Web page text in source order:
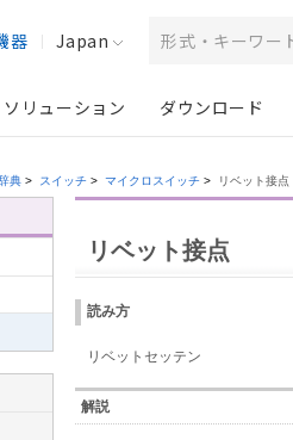
器 Japan
ソリューション ダウンロード
典 > スイッチ > マイクロスイッチ > リベット接点
リベット接点
読み方
リベットセッテン
解説